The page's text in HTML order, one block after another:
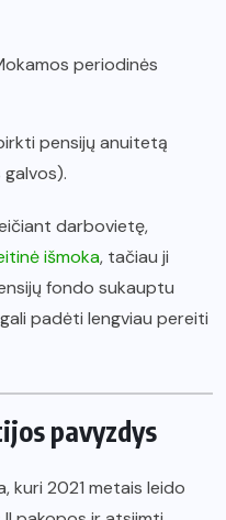
periodinės
pensijų anuitetą
darbovietę,
išmoka, tačiau ji
fondo sukauptu
padėti lengviau pereiti
pavyzdys
kuri 2021 metais leido